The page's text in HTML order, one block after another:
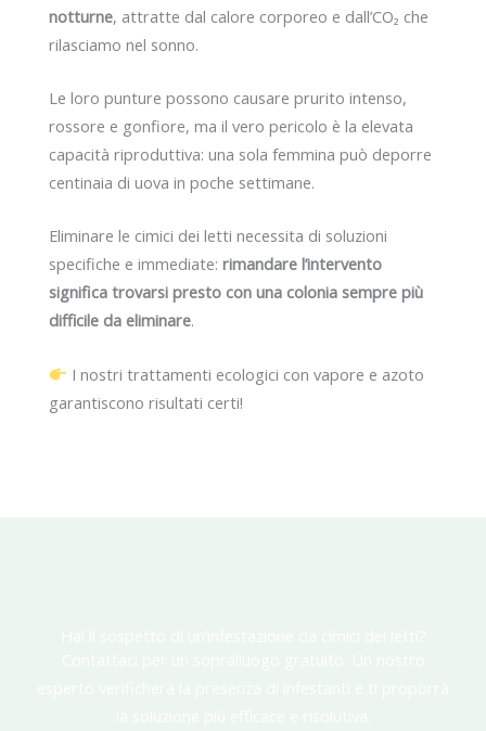
notturne, attratte dal calore corporeo e dall’CO₂ che
rilasciamo nel sonno.
Le loro punture possono causare prurito intenso,
rossore e gonfiore, ma il vero pericolo è la elevata
capacità riproduttiva: una sola femmina può deporre
centinaia di uova in poche settimane.
Eliminare le cimici dei letti necessita di soluzioni
specifiche e immediate: rimandare l’intervento
significa trovarsi presto con una colonia sempre più
difficile da eliminare.
I nostri trattamenti ecologici con vapore e azoto
garantiscono risultati certi!